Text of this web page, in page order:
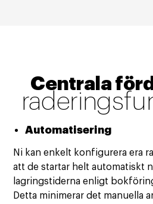
Centrala
Automatisering
Ni kan enkelt konfigurera era
att de startar helt automatiskt
lagringstiderna enligt
Detta minimerar det manuella